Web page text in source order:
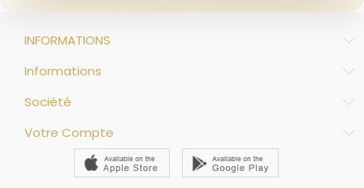
INFORMATIONS
Informations
Société
Votre Compte